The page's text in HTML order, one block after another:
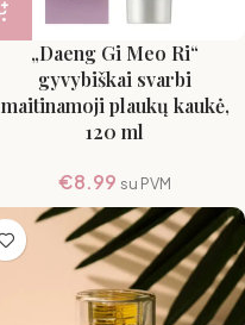
„Daeng Gi Meo Ri“
gyvybiškai svarbi
maitinamoji plaukų kaukė,
120 ml
€8.99 su PVM